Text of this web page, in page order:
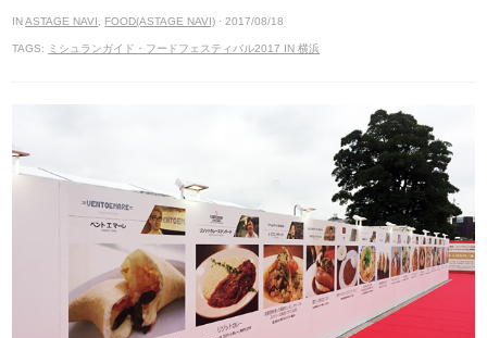
INASTAGE NAVI FOOD(ASTAGE NAVI) · 2017/08/18
TAGS: ミシュランガイド・フードフェスティバル2017 IN 横浜